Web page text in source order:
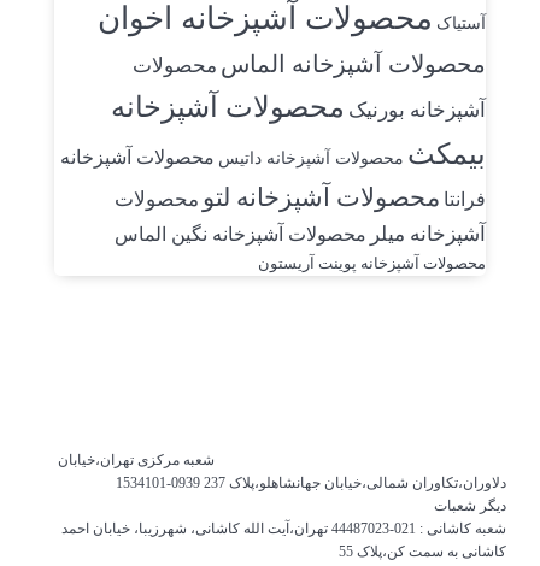
آستیاک محصولات آشپزخانه اخوان
محصولات آشپزخانه الماس محصولات
آشپزخانه بورنیک محصولات آشپزخانه
بیمکث محصولات آشپزخانه داتیس محصولات آشپزخانه
فرانتا محصولات آشپزخانه لتو محصولات
آشپزخانه میلر محصولات آشپزخانه نگین الماس
محصولات آشپزخانه پوینت آریستون
شعبه مرکزی تهران،خیابان
دلاوران،تکاوران شمالی،خیابان جهانشاهلو،پلاک 237
0939-1534101
دیگر شعبات
شعبه کاشانی : 021-44487023
تهران،آیت الله کاشانی، شهرزیبا، خیابان احمد
کاشانی به سمت کن،پلاک 55